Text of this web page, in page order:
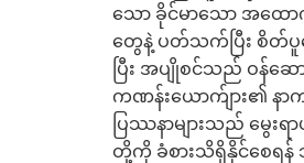
သော ခိုင်မာသော အထေ
တွေနဲ့ ပတ်သက်ပြီး စိတ်ပူ
ပြီး အပျိုစင်သည် ဝန်
ကဏန်းယောက်ျား၏ န
ပြဿနာများသည် မွေး
တို့ကို ခံစားသိရှိနိုင်စေရ